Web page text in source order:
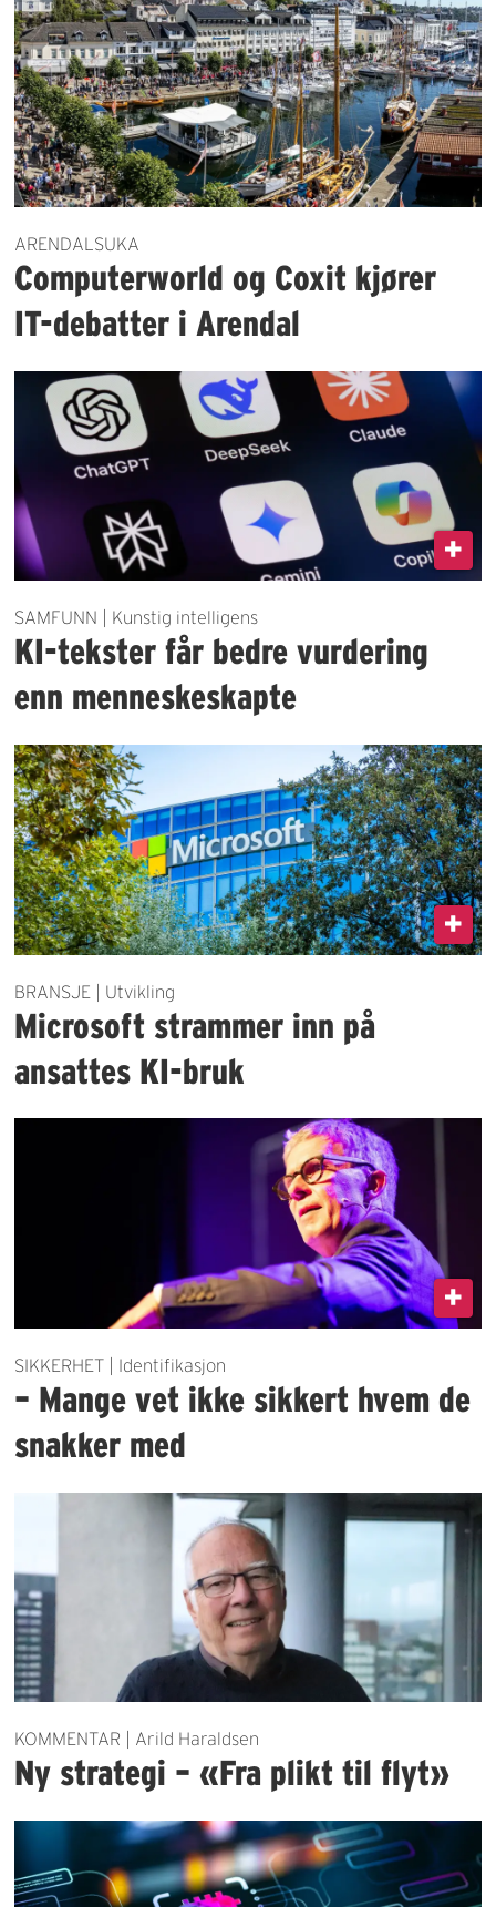
ARENDALSUKA
Computerworld og Coxit kjører
IT-debatter i Arendal
SAMFUNN | Kunstig intelligens
KI-tekster får bedre vurdering
enn menneskeskapte
BRANSJE | Utvikling
Microsoft strammer inn på
ansattes KI-bruk
SIKKERHET | Identifikasjon
– Mange vet ikke sikkert hvem de
snakker med
KOMMENTAR | Arild Haraldsen
Ny strategi – «Fra plikt til flyt»